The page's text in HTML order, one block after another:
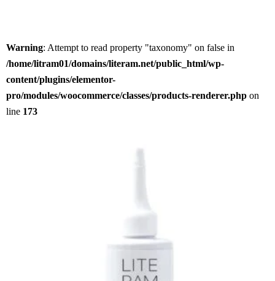
Warning: Attempt to read property "taxonomy" on false in
/home/litram01/domains/literam.net/public_html/wp-
content/plugins/elementor-
pro/modules/woocommerce/classes/products-renderer.php on
line 173